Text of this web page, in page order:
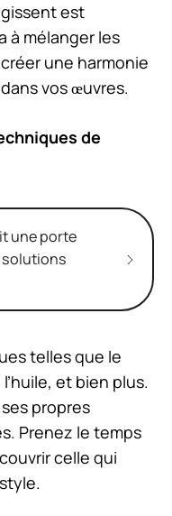
est
à mélanger les
une harmonie
vos œuvres.
de
une porte
solutions
telles que le
et bien plus.
propres
Prenez le temps
celle qui